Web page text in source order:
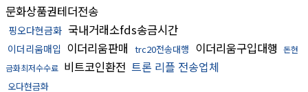
문화상품권테더전송
핑오다현금화 국내거래소fds송금시간
이더리움매입 이더리움판매 trc20전송대행 이더리움구입대행 돈현
금화최저수수료 비트코인환전 트론 리플 전송업체
오다현금화